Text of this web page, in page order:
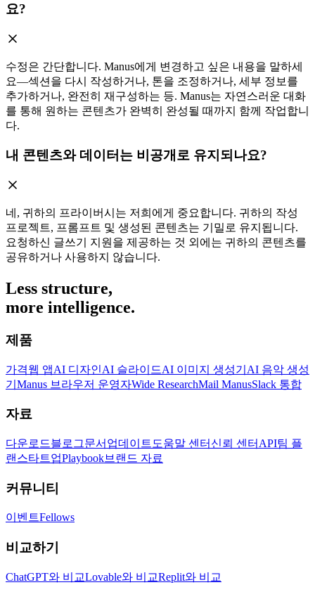
요?
수정은 간단합니다. Manus에게 변경하고 싶은 내용을 말하세
요—섹션을 다시 작성하거나, 톤을 조정하거나, 세부 정보를
추가하거나, 완전히 재구성하는 등. Manus는 자연스러운 대화
를 통해 원하는 콘텐츠가 완벽히 완성될 때까지 함께 작업합니
다.
내 콘텐츠와 데이터는 비공개로 유지되나요?
네, 귀하의 프라이버시는 저희에게 중요합니다. 귀하의 작성
프로젝트, 프롬프트 및 생성된 콘텐츠는 기밀로 유지됩니다.
요청하신 글쓰기 지원을 제공하는 것 외에는 귀하의 콘텐츠를
공유하거나 사용하지 않습니다.
Less structure,
more intelligence.
제품
가격웹 앱AI 디자인AI 슬라이드AI 이미지 생성기 AI 음악 생성
기 Manus 브라우저 운영자Wide ResearchMail ManusSlack 통합
자료
다운로드블로그문서 업데이트 도움말 센터 신뢰 센터 API팀 플
랜 스타트업Playbook브랜드 자료
커뮤니티
이벤트Fellows
비교하기
ChatGPT와 비교Lovable와 비교Replit와 비교